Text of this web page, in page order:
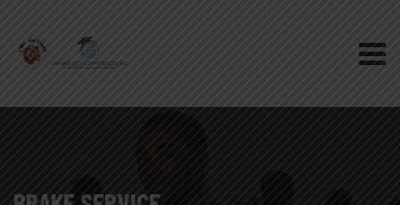
content